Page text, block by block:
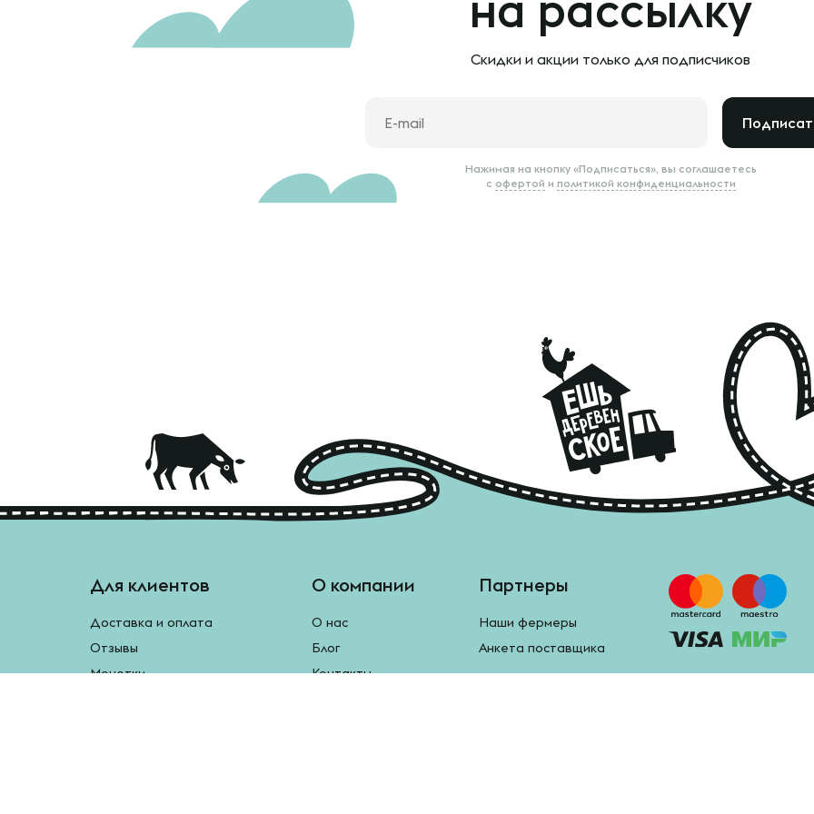
Скидки и акции только для подписчиков
Нажимая на кнопку «Подписаться», вы соглашаетесь
с офертой и политикой конфиденциальности
Для клиентов
Доставка и оплата
Отзывы
Монетки
О компании
О нас
Блог
Контакты
Партнеры
Наши фермеры
Анкета поставщика